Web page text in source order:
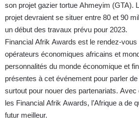
son projet gazier tortue Ahmeyim (GTA).
projet devraient se situer entre 80 et 90
un début des travaux prévu pour 2023.
Financial Afrik Awards est le rendez-
opérateurs économiques africains et
personnalités du monde économique et
présentes à cet événement pour parler
surtout pour nouer des partenariats.
les Financial Afrik Awards, l’Afrique a de
futur meilleur.